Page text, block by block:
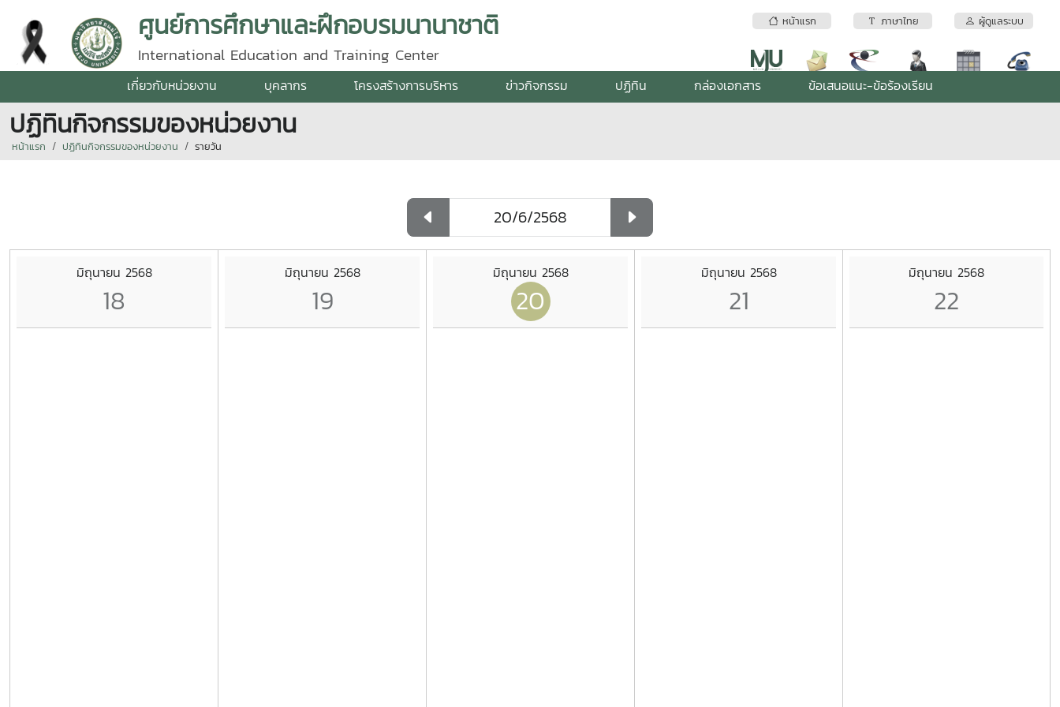
หน้าแรก ภาษาไทย ผู้ดูแลระบบ
ศูนย์การศึกษาและฝึกอบรมนานาชาติ
International Education and Training Center
เกี่ยวกับหน่วยงาน บุคลากร โครงสร้างการบริหาร ข่าวกิจกรรม ปฏิทิน กล่องเอกสาร ข้อเสนอแนะ-ข้อร้องเรียน
ปฏิทินกิจกรรมของหน่วยงาน
หน้าแรก ปฏิทินกิจกรรมของหน่วยงาน รายวัน
มิถุนายน 2568
18
มิถุนายน 2568
19
มิถุนายน 2568
20
มิถุนายน 2568
21
มิถุนายน 2568
22